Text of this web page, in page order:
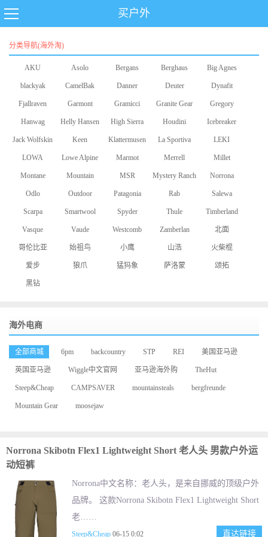
买户外
分类导航(海外淘)
AKU Asolo Bergans Berghaus Big Agnes
blackyak CamelBak Danner Deuter Dynafit
Fjallraven Garmont Gramicci Granite Gear Gregory
Hanwag Helly Hansen High Sierra Houdini Icebreaker
Jack Wolfskin Keen Klattermusen La Sportiva LEKI
LOWA Lowe Alpine Marmot Merrell Millet
Montane Mountain
Equipment
MSR Mystery Ranch Norrona
Odlo Outdoor
Research
Patagonia Rab Salewa
Scarpa Smartwool Spyder Thule Timberland
Vasque Vaude Westcomb Zamberlan 北面
哥伦比亚 始祖鸟 小鹰 山浩 火柴棍
爱步 狼爪 猛犸象 萨洛蒙 颂拓
黑钻
海外电商
全部商城 6pm backcountry STP REI 美国亚马逊
英国亚马逊 Wiggle中文官网 亚马逊海外购 TheHut
Steep&Cheap CAMPSAVER mountainsteals bergfreunde
Mountain Gear moosejaw
Norrona Skibotn Flex1 Lightweight Short 老人头 男款户外运
动短裤
Norrona中文名称：老人头，是来自挪威的顶级户外
品牌。 这款Norrona Skibotn Flex1 Lightweight Short
老……
Steep&Cheap 06-15 0:02 直达链接